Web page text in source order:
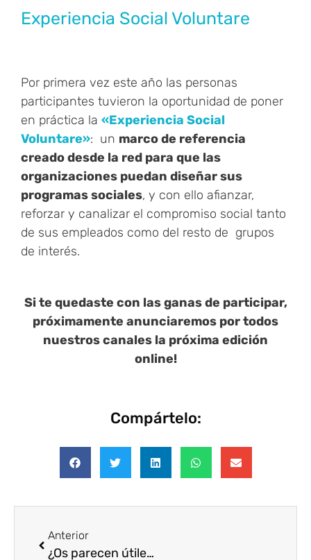
Experiencia Social Voluntare
Por primera vez este año las personas
participantes tuvieron la oportunidad de poner
en práctica la «Experiencia Social
Voluntare»: un marco de referencia
creado desde la red para que las
organizaciones puedan diseñar sus
programas sociales, y con ello afianzar,
reforzar y canalizar el compromiso social tanto
de sus empleados como del resto de grupos
de interés.
Si te quedaste con las ganas de participar,
próximamente anunciaremos por todos
nuestros canales la próxima edición
online!
Compártelo:
Anterior
¿Os parecen útiles las jornadas de Voluntariado Corporativo?